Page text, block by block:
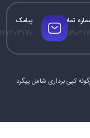
در جهان است. این
تماس پیامک
کپی برداری شامل پیگرد